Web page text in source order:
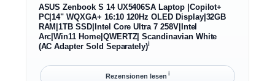
ASUS Zenbook S 14 UX5406SA Laptop |Copilot+
PC|14" WQXGA+ 16:10 120Hz OLED Display|32GB
RAM|1TB SSD|Intel Core Ultra 7 258V|Intel
Arc|Win11 Home|QWERTZ| Scandinavian White
(AC Adapter Sold Separately)ℹ︎
Rezensionen lesen ℹ︎